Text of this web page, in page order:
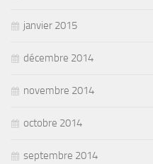
janvier 2015
décembre 2014
novembre 2014
octobre 2014
septembre 2014